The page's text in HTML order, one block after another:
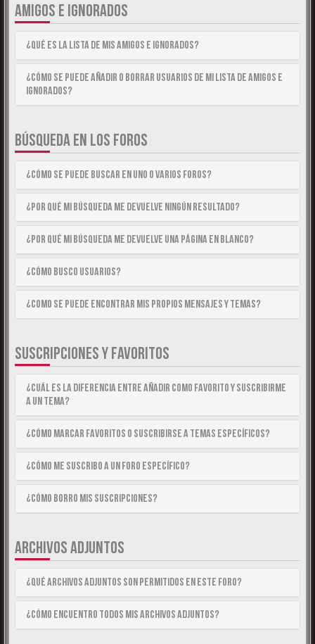
AMIGOS E IGNORADOS
¿Qué es la lista de Mis Amigos e Ignorados?
¿Cómo se puede añadir o borrar usuarios de mi lista de Amigos e
Ignorados?
BÚSQUEDA EN LOS FOROS
¿Cómo se puede buscar en uno o varios foros?
¿Por qué mi búsqueda me devuelve ningún resultado?
¿Por qué mi búsqueda me devuelve una página en blanco?
¿Cómo busco usuarios?
¿Como se puede encontrar mis propios mensajes y temas?
SUSCRIPCIONES Y FAVORITOS
¿Cuál es la diferencia entre añadir como Favorito y suscribirme
a un tema?
¿Cómo marcar Favoritos o suscribirse a temas específicos?
¿Cómo me suscribo a un foro específico?
¿Cómo borro mis suscripciones?
ARCHIVOS ADJUNTOS
¿Qué archivos adjuntos son permitidos en este foro?
¿Cómo encuentro todos mis archivos adjuntos?